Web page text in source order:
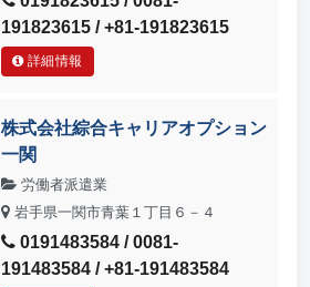
191823615 / +81-191823615
詳細情報
株式会社綜合キャリアオプション
一関
労働者派遣業
岩手県一関市青葉１丁目６－４
0191483584 / 0081-
191483584 / +81-191483584